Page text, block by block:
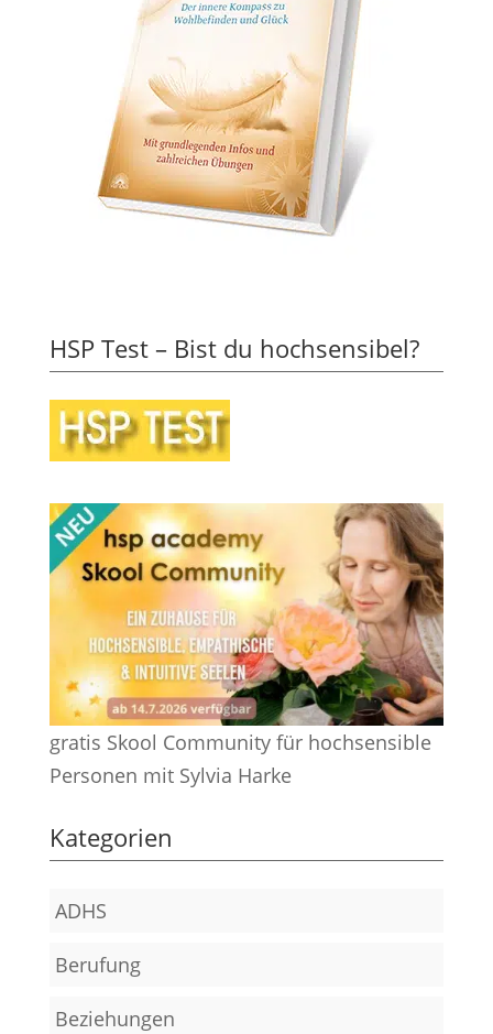
HSP Test – Bist du hochsensibel?
gratis Skool Community für hochsensible
Personen mit Sylvia Harke
Kategorien
ADHS
Berufung
Beziehungen